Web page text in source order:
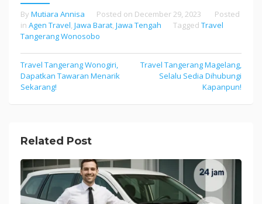
By Mutiara Annisa Posted on December 29, 2023
Posted
in Agen Travel, Jawa Barat, Jawa Tengah Tagged Travel
Tangerang Wonosobo
Post
navigation
Travel Tangerang Wonogiri,
Dapatkan Tawaran Menarik
Sekarang!
Travel Tangerang Magelang,
Selalu Sedia Dihubungi
Kapanpun!
Related Post